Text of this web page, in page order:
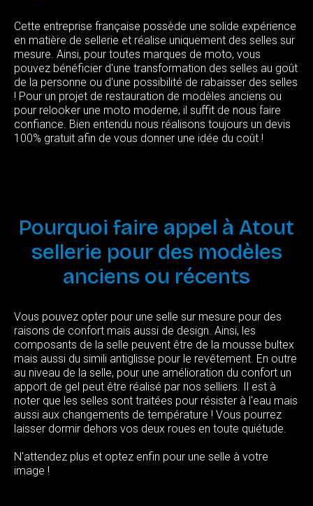
Cette entreprise française possède une solide expérience
en matière de sellerie et réalise uniquement des selles sur
mesure. Ainsi, pour toutes marques de moto, vous
pouvez bénéficier d'une transformation des selles au goût
de la personne ou d'une possibilité de rabaisser des selles
! Pour un projet de restauration de modèles anciens ou
pour relooker une moto moderne, il suffit de nous faire
confiance. Bien entendu nous réalisons toujours un devis
100% gratuit afin de vous donner une idée du coût !
Pourquoi faire appel à Atout
sellerie pour des modèles
anciens ou récents
Vous pouvez opter pour une selle sur mesure pour des
raisons de confort mais aussi de design. Ainsi, les
composants de la selle peuvent être de la mousse bultex
mais aussi du simili antiglisse pour le revêtement. En outre
au niveau de la selle, pour une amélioration du confort un
apport de gel peut être réalisé par nos selliers. Il est à
noter que les selles sont traitées pour résister à l'eau mais
aussi aux changements de température ! Vous pourrez
laisser dormir dehors vos deux roues en toute quiétude.
N'attendez plus et optez enfin pour une selle à votre
image !